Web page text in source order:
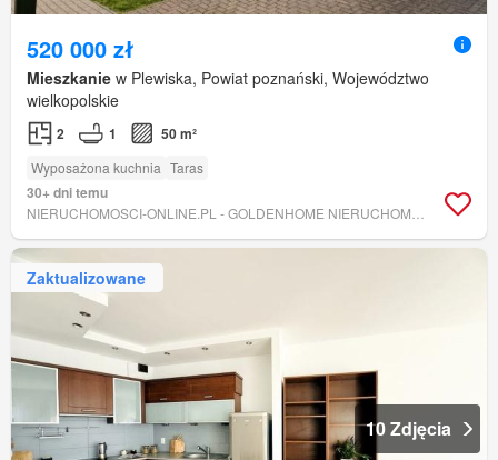
520 000 zł
Mieszkanie w Plewiska, Powiat poznański, Województwo
wielkopolskie
2 1 50 m²
Wyposażona kuchnia Taras
30+ dni temu
Zaktualizowane
10 Zdjęcia